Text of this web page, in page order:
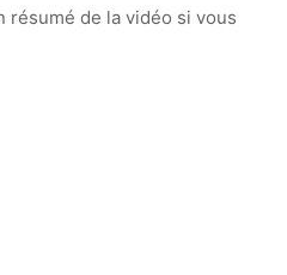
résumé de la vidéo si vous